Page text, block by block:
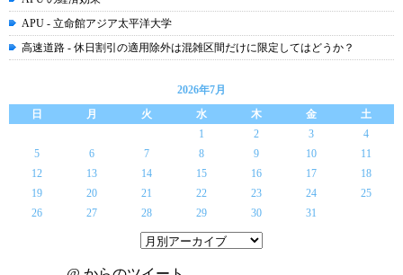
APU - 立命館アジア太平洋大学
高速道路 - 休日割引の適用除外は混雑区間だけに限定してはどうか？
2026年7月
日
月 火 水 木 金
土
1
2 3
4
5
6 7 8 9 10
11
12
13 14 15 16 17
18
19
20 21 22 23 24
25
26
27 28 29 30 31